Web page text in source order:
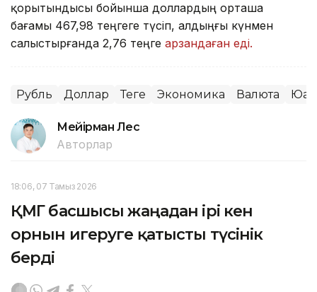
қорытындысы бойынша доллардың орташа
бағамы 467,98 теңгеге түсіп, алдыңғы күнмен
салыстырғанда 2,76 теңге арзандаған еді.
Рубль Доллар Теңге Экономика Валюта
Мейірман Лес
Авторлар
18:06, 07 Тамыз 2026
ҚМГ басшысы жаңадан ірі кен
орнын игеруге қатысты түсінік
берді